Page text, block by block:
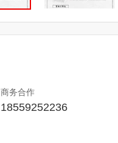
商务合作
18559252236